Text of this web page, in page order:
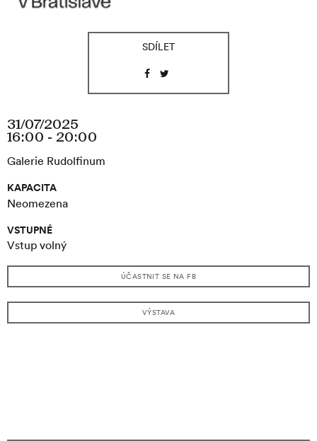
SDÍLET
31/07/2025
16:00 - 20:00
Galerie Rudolfinum
KAPACITA
Neomezena
VSTUPNÉ
Vstup volný
ÚČASTNIT SE NA FB
VÝSTAVA